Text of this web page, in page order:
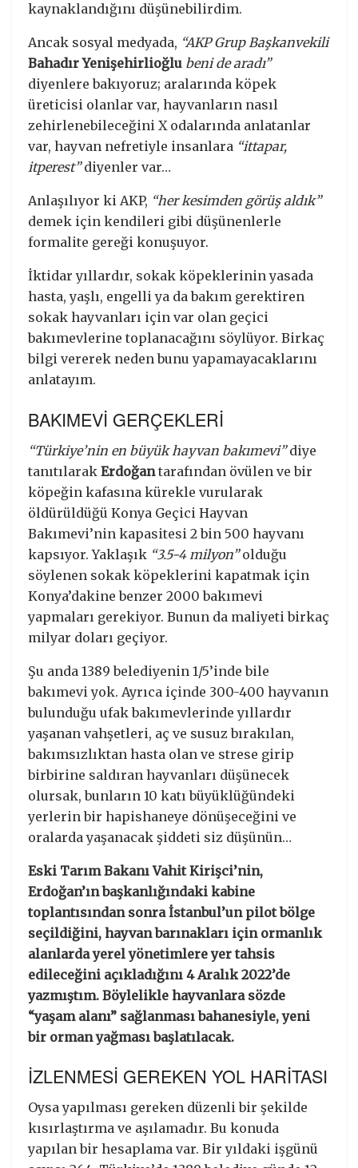
kaynaklandığını düşünebilirdim.
Ancak sosyal medyada, “AKP Grup Başkanvekili
Bahadır Yenişehirlioğlu beni de aradı”
diyenlere bakıyoruz; aralarında köpek
üreticisi olanlar var, hayvanların nasıl
zehirlenebileceğini X odalarında anlatanlar
var, hayvan nefretiyle insanlara “ittapar,
itperest”diyenler var…
Anlaşılıyor ki AKP, “her kesimden görüş aldık”
demek için kendileri gibi düşünenlerle
formalite gereği konuşuyor.
İktidar yıllardır, sokak köpeklerinin yasada
hasta, yaşlı, engelli ya da bakım gerektiren
sokak hayvanları için var olan geçici
bakımevlerine toplanacağını söylüyor. Birkaç
bilgi vererek neden bunu yapamayacaklarını
anlatayım.
BAKIMEVİ GERÇEKLERİ
“Türkiye’nin en büyük hayvan bakımevi”diye
tanıtılarak Erdoğantarafından övülen ve bir
köpeğin kafasına kürekle vurularak
öldürüldüğü Konya Geçici Hayvan
Bakımevi’nin kapasitesi 2 bin 500 hayvanı
kapsıyor. Yaklaşık “3.5-4 milyon”olduğu
söylenen sokak köpeklerini kapatmak için
Konya’dakine benzer 2000 bakımevi
yapmaları gerekiyor. Bunun da maliyeti birkaç
milyar doları geçiyor.
Şu anda 1389 belediyenin 1/5’inde bile
bakımevi yok. Ayrıca içinde 300-400 hayvanın
bulunduğu ufak bakımevlerinde yıllardır
yaşanan vahşetleri, aç ve susuz bırakılan,
bakımsızlıktan hasta olan ve strese girip
birbirine saldıran hayvanları düşünecek
olursak, bunların 10 katı büyüklüğündeki
yerlerin bir hapishaneye dönüşeceğini ve
oralarda yaşanacak şiddeti siz düşünün…
Eski Tarım Bakanı Vahit Kirişci’nin,
Erdoğan’ın başkanlığındaki kabine
toplantısından sonra İstanbul’un pilot bölge
seçildiğini, hayvan barınakları için ormanlık
alanlarda yerel yönetimlere yer tahsis
edileceğini açıkladığını 4 Aralık 2022’de
yazmıştım. Böylelikle hayvanlara sözde
“yaşam alanı” sağlanması bahanesiyle, yeni
bir orman yağması başlatılacak.
İZLENMESİ GEREKEN YOL HARİTASI
Oysa yapılması gereken düzenli bir şekilde
kısırlaştırma ve aşılamadır. Bu konuda
yapılan bir hesaplama var. Bir yıldaki işgünü